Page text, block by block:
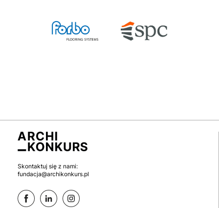
Skontaktuj się z nami:
fundacja@archikonkurs.pl